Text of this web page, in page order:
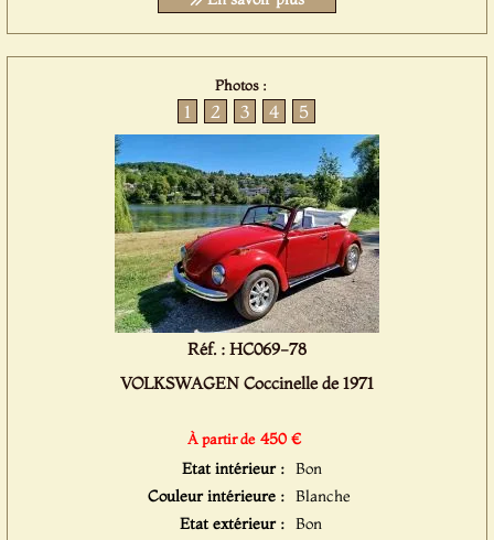
Photos :
1 2 3 4 5
Réf. : HC069-78
VOLKSWAGEN Coccinelle de 1971
À partir de 450 €
Etat intérieur : Bon
Couleur intérieure : Blanche
Etat extérieur : Bon